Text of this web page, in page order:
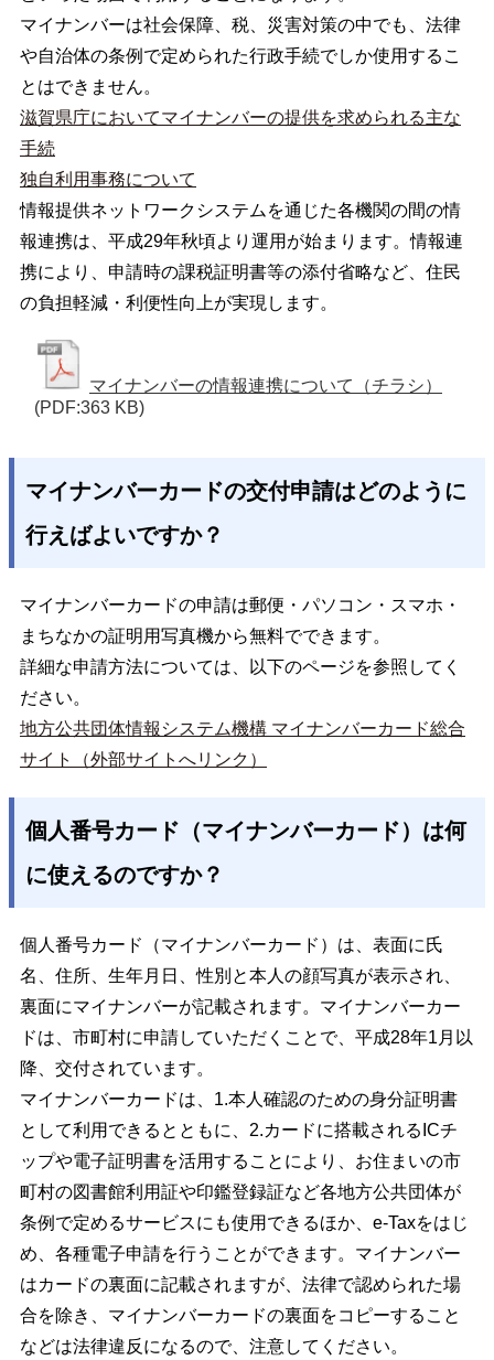
マイナンバーは社会保障、税、災害対策の中でも、法律
や自治体の条例で定められた行政手続でしか使用するこ
とはできません。
滋賀県庁においてマイナンバーの提供を求められる主な
手続
独自利用事務について
情報提供ネットワークシステムを通じた各機関の間の情
報連携は、平成29年秋頃より運用が始まります。情報連
携により、申請時の課税証明書等の添付省略など、住民
の負担軽減・利便性向上が実現します。
マイナンバーの情報連携について（チラシ）
(PDF:363 KB)
マイナンバーカードの交付申請はどのように
行えばよいですか？
マイナンバーカードの申請は郵便・パソコン・スマホ・
まちなかの証明用写真機から無料でできます。
詳細な申請方法については、以下のページを参照してく
ださい。
地方公共団体情報システム機構 マイナンバーカード総合
サイト（外部サイトへリンク）
個人番号カード（マイナンバーカード）は何
に使えるのですか？
個人番号カード（マイナンバーカード）は、表面に氏
名、住所、生年月日、性別と本人の顔写真が表示され、
裏面にマイナンバーが記載されます。マイナンバーカー
ドは、市町村に申請していただくことで、平成28年1月以
降、交付されています。
マイナンバーカードは、1.本人確認のための身分証明書
として利用できるとともに、2.カードに搭載されるICチ
ップや電子証明書を活用することにより、お住まいの市
町村の図書館利用証や印鑑登録証など各地方公共団体が
条例で定めるサービスにも使用できるほか、e-Taxをはじ
め、各種電子申請を行うことができます。マイナンバー
はカードの裏面に記載されますが、法律で認められた場
合を除き、マイナンバーカードの裏面をコピーすること
などは法律違反になるので、注意してください。